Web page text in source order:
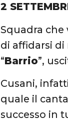
2
Squadra che
di affidarsi
“Barrio”,
Cusani,
quale il
successo in